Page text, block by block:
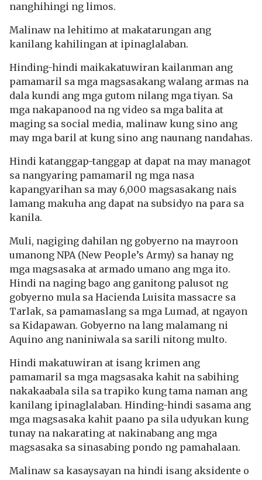
nanghihingi ng limos.
Malinaw na lehitimo at makatarungan ang
kanilang kahilingan at ipinaglalaban.
Hinding-hindi maikakatuwiran kailanman ang
pamamaril sa mga magsasakang walang armas na
dala kundi ang mga gutom nilang mga tiyan. Sa
mga nakapanood na ng video sa mga balita at
maging sa social media, malinaw kung sino ang
may mga baril at kung sino ang naunang nandahas.
Hindi katanggap-tanggap at dapat na may managot
sa nangyaring pamamaril ng mga nasa
kapangyarihan sa may 6,000 magsasakang nais
lamang makuha ang dapat na subsidyo na para sa
kanila.
Muli, nagiging dahilan ng gobyerno na mayroon
umanong NPA (New People’s Army) sa hanay ng
mga magsasaka at armado umano ang mga ito.
Hindi na naging bago ang ganitong palusot ng
gobyerno mula sa Hacienda Luisita massacre sa
Tarlak, sa pamamaslang sa mga Lumad, at ngayon
sa Kidapawan. Gobyerno na lang malamang ni
Aquino ang naniniwala sa sarili nitong multo.
Hindi makatuwiran at isang krimen ang
pamamaril sa mga magsasaka kahit na sabihing
nakakaabala sila sa trapiko kung tama naman ang
kanilang ipinaglalaban. Hinding-hindi sasama ang
mga magsasaka kahit paano pa sila udyukan kung
tunay na nakarating at nakinabang ang mga
magsasaka sa sinasabing pondo ng pamahalaan.
Malinaw sa kasaysayan na hindi isang aksidente o